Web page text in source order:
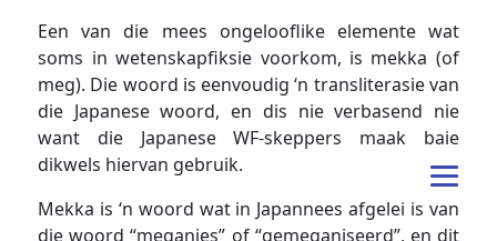
Een van die mees ongelooflike elemente wat
soms in wetenskapfiksie voorkom, is mekka (of
meg). Die woord is eenvoudig ‘n transliterasie van
die Japanese woord, en dis nie verbasend nie
want die Japanese WF-skeppers maak baie
dikwels hiervan gebruik.
Mekka is ‘n woord wat in Japannees afgelei is van
die woord “meganies” of “gemeganiseerd”, en dit